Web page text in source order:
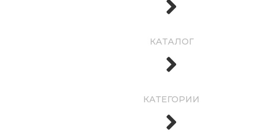
КАТАЛОГ
КАТЕГОРИИ